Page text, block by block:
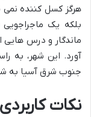
هرگز کسل کننده نمی
بلکه یک
ماندگار و درس هایی
آورد. این شهر، به
جنوب شرق آسیا به
نکات